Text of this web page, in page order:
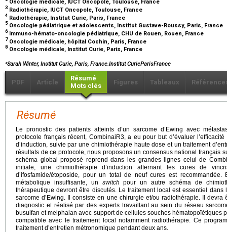
Oncologie médicale, IUCT Oncopole, Toulouse, France
3 Radiothérapie, IUCT Oncopole, Toulouse, France
4 Radiothérapie, Institut Curie, Paris, France
5 Oncologie pédiatrique et adolescents, Institut Gustave-Roussy, Paris, France
6Immuno-hémato-oncologie pédiatrique, CHU de Rouen, Rouen, France
7 Oncologie médicale, hôpital Cochin, Paris, France
8 Oncologie médicale, Institut Curie, Paris, France
⁎Sarah Winter, Institut Curie, Paris, France.Institut CurieParisFrance
PDF Article
Résumé
Mots clés
Figures Tableaux
Résumé
Le pronostic des patients atteints d’un sarcome d’Ewing avec
protocole français récent, CombinaiR3, a eu pour but d’évaluer
d’induction, suivie par une chimiothérapie haute dose et un traitement
résultats de ce protocole, nous proposons un consensus national français
schéma global proposé reprend dans les grandes lignes celui de
initiale, une chimiothérapie d’induction alternant les cures de
d’ifosfamide/étoposide, pour un total de neuf cures est
métabolique insuffisante, un switch pour un autre schéma de
thérapeutique devront être discutés. Le traitement local est essentiel
sarcome d’Ewing. Il consiste en une chirurgie et/ou radiothérapie. Il
diagnostic et réalisé par des experts travaillant au sein du réseau
busulfan et melphalan avec support de cellules souches hématopoïétiques
compatible avec le traitement local notamment radiothérapie. Ce
traitement d’entretien métronomique pendant deux ans.